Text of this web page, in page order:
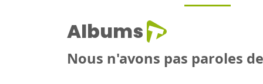
Albums
Nous n'avons pas paroles de